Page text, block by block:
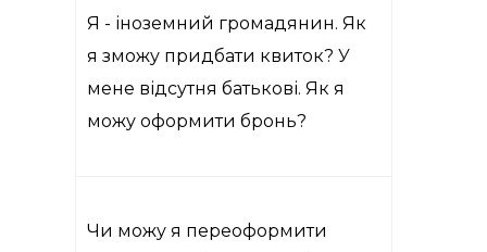
Я - іноземний громадянин. Як
я зможу придбати квиток? У
мене відсутня батькові. Як я
можу оформити бронь?
Чи можу я переоформити